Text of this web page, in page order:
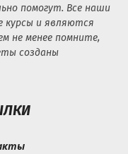
помогут. Все наши
курсы и являются
не менее помните,
созданы